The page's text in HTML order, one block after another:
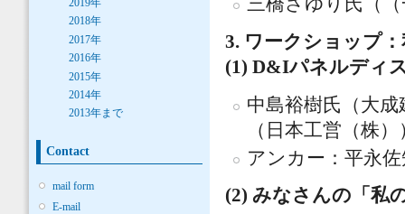
2019年
2018年
2017年
2016年
2015年
2014年
2013年まで
Contact
mail form
E-mail
3. ワークショップ
(1) D&Iパネルディ
中島裕樹氏（大
（日本工営（株
アンカー：平永
(2) みなさんの「私